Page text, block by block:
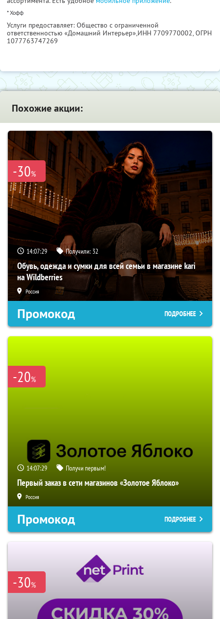
* Хофф
Услуги предоставляет: Общество с ограниченной
ответственностью «Домашний Интерьер»,ИНН 7709770002, ОГРН
1077763747269
Похожие акции:
-30%
14:07:28 Получили: 32
Обувь, одежда и сумки для всей семьи в магазине kari
на Wildberries
Россия
Промокод ПОДРОБНЕЕ
-20%
14:07:28 Получи первым!
Первый заказ в сети магазинов «Золотое Яблоко»
Россия
Промокод ПОДРОБНЕЕ
-30%